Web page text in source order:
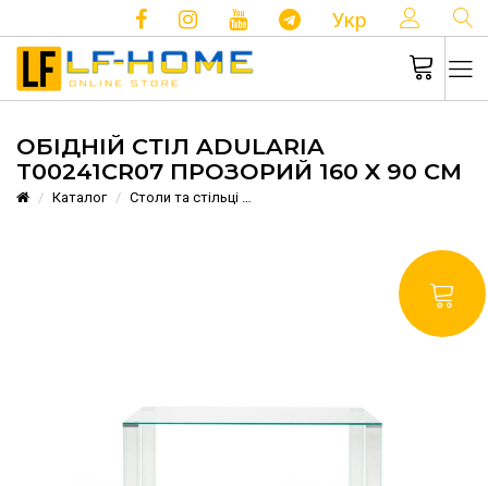
Укр
ОБІДНІЙ СТІЛ ADULARIA
T00241CR07 ПРОЗОРИЙ 160 X 90 СМ
Каталог Столи та стільці